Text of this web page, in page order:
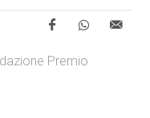
Premio